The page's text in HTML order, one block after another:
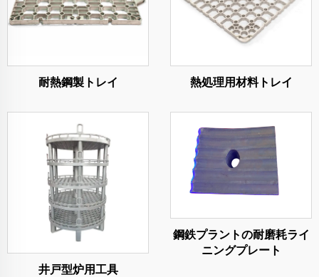
耐熱鋼製トレイ 熱処理用材料トレイ
井戸型炉用工具
鋼鉄プラントの耐磨耗ライ
ニングプレート